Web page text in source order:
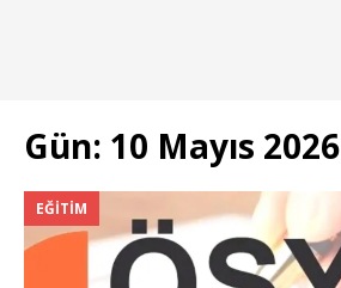
Gün: 10 Mayıs 2026
EĞITIM